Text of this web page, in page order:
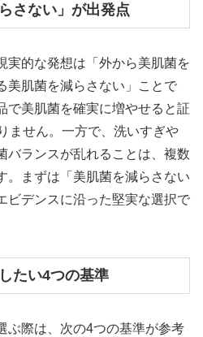
さない」が出発点
実的な発想は「外から美肌菌を
美肌菌を減らさない」ことで
で美肌菌を確実に増やせると証
ません。一方で、洗いすぎや
バランスが乱れることは、複数
。まずは「美肌菌を減らさない
ビデンスに沿った堅実な選択で
たい4つの基準
ぶ際は、次の4つの基準が参考